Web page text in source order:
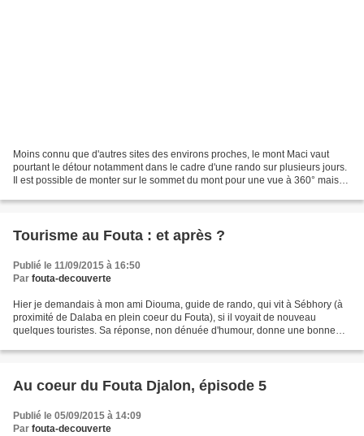
Moins connu que d'autres sites des environs proches, le mont Maci vaut
pourtant le détour notamment dans le cadre d'une rando sur plusieurs jours.
Il est possible de monter sur le sommet du mont pour une vue à 360° mais
Tourisme au Fouta : et après ?
Publié le 11/09/2015 à 16:50
Par fouta-decouverte
Hier je demandais à mon ami Diouma, guide de rando, qui vit à Sébhory (à
proximité de Dalaba en plein coeur du Fouta), si il voyait de nouveau
quelques touristes. Sa réponse, non dénuée d'humour, donne une bonne
Au coeur du Fouta Djalon, épisode 5
Publié le 05/09/2015 à 14:09
Par fouta-decouverte